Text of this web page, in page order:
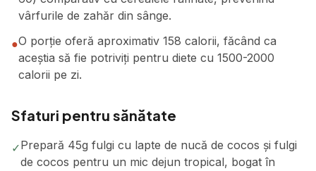
vârfurile de zahăr din sânge.
●O porție oferă aproximativ 158 calorii, făcând ca
aceștia să fie potriviți pentru diete cu 1500-2000
calorii pe zi.
Sfaturi pentru sănătate
✓Prepară 45g fulgi cu lapte de nucă de cocos și fulgi
de cocos pentru un mic dejun tropical, bogat în